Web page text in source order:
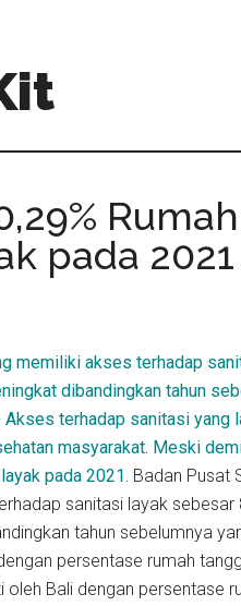
pada 2021
memiliki akses terhadap
dibandingkan tahun
terhadap sanitasi yang
masyarakat. Meski
pada 2021. Badan Pusat
sanitasi layak sebesar
tahun sebelumnya
persentase rumah
oleh Bali dengan persentase